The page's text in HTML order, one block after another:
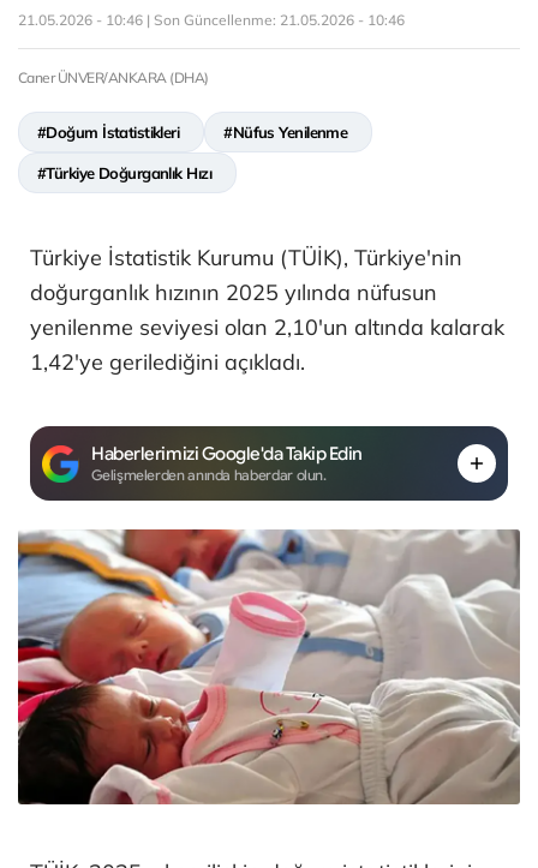
21.05.2026 - 10:46 | Son Güncellenme: 21.05.2026 - 10:46
Caner ÜNVER/ANKARA (DHA)
#Doğum İstatistikleri #Nüfus Yenilenme
#Türkiye Doğurganlık Hızı
Türkiye İstatistik Kurumu (TÜİK), Türkiye'nin
doğurganlık hızının 2025 yılında nüfusun
yenilenme seviyesi olan 2,10'un altında kalarak
1,42'ye gerilediğini açıkladı.
Haberlerimizi Google'da Takip Edin
Gelişmelerden anında haberdar olun.